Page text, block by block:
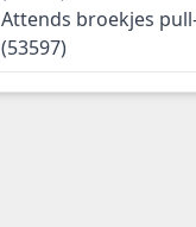
Attends broekjes
(53597)